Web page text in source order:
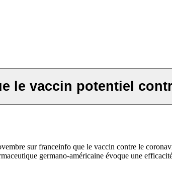
le vaccin potentiel
sur franceinfo que le vaccin contre le
germano-américaine évoque une